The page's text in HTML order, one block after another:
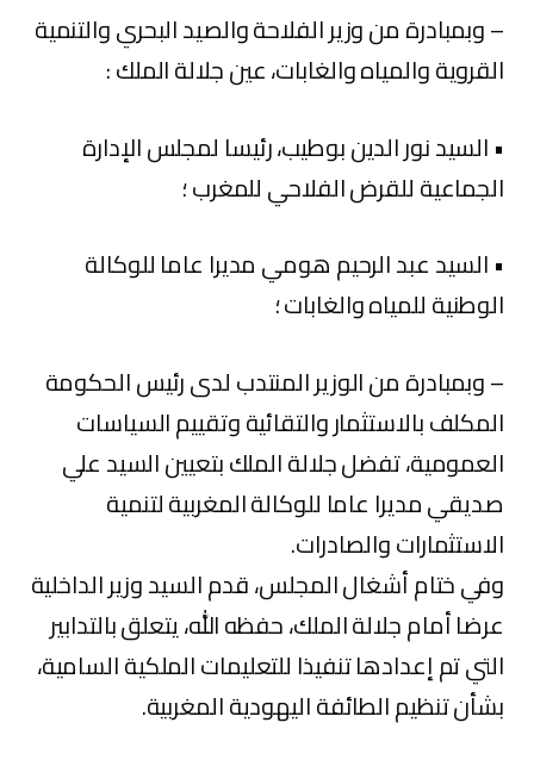
– وبمبادرة من وزير الفلاحة والصيد البحري والتنمية
القروية والمياه والغابات، عين جلالة الملك :
• السيد نور الدين بوطيب، رئيسا لمجلس الإدارة
الجماعية للقرض الفلاحي للمغرب ؛
• السيد عبد الرحيم هومي مديرا عاما للوكالة
الوطنية للمياه والغابات ؛
– وبمبادرة من الوزير المنتدب لدى رئيس الحكومة
المكلف بالاستثمار والتقائية وتقييم السياسات
العمومية، تفضل جلالة الملك بتعيين السيد علي
صديقي مديرا عاما للوكالة المغربية لتنمية
الاستثمارات والصادرات.
وفي ختام أشغال المجلس، قدم السيد وزير الداخلية
عرضا أمام جلالة الملك، حفظه الله، يتعلق بالتدابير
التي تم إعدادها تنفيذا للتعليمات الملكية السامية،
بشأن تنظيم الطائفة اليهودية المغربية.